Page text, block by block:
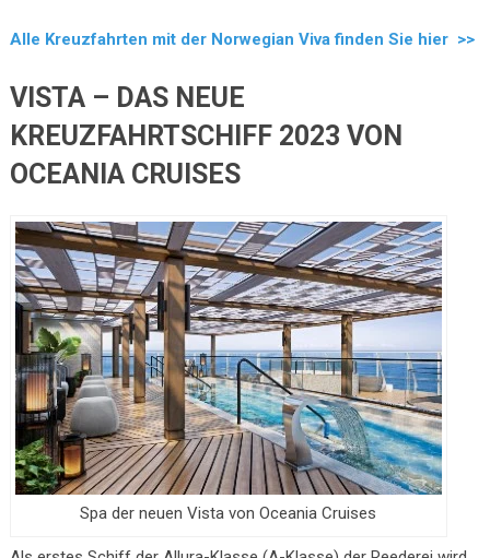
Alle Kreuzfahrten mit der Norwegian Viva finden Sie hier >>
VISTA – DAS NEUE
KREUZFAHRTSCHIFF 2023 VON
OCEANIA CRUISES
Spa der neuen Vista von Oceania Cruises